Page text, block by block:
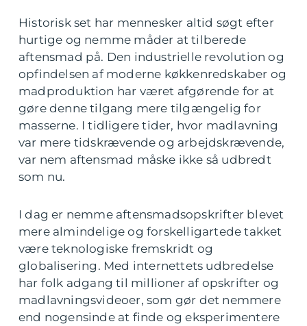
Historisk set har mennesker altid søgt efter
hurtige og nemme måder at tilberede
aftensmad på. Den industrielle revolution og
opfindelsen af moderne køkkenredskaber og
madproduktion har været afgørende for at
gøre denne tilgang mere tilgængelig for
masserne. I tidligere tider, hvor madlavning
var mere tidskrævende og arbejdskrævende,
var nem aftensmad måske ikke så udbredt
som nu.
I dag er nemme aftensmadsopskrifter blevet
mere almindelige og forskelligartede takket
være teknologiske fremskridt og
globalisering. Med internettets udbredelse
har folk adgang til millioner af opskrifter og
madlavningsvideoer, som gør det nemmere
end nogensinde at finde og eksperimentere